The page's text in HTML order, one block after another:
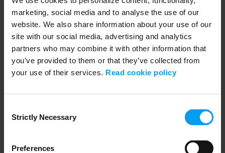
marketing, social media and to analyse the use of our
website. We also share information about your use of our
site with our social media, advertising and analytics
partners who may combine it with other information that
you’ve provided to them or that they’ve collected from
your use of their services. Read cookie policy
Selection
Strictly Necessary
Preferences
Jaa